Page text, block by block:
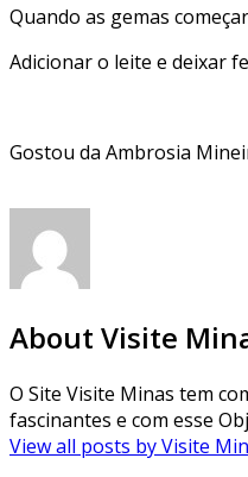
Quando as gemas
Adicionar o leite e deixar
Gostou da Ambrosia
About Visite
O Site Visite Minas tem
fascinantes e com esse
View all posts by Visite